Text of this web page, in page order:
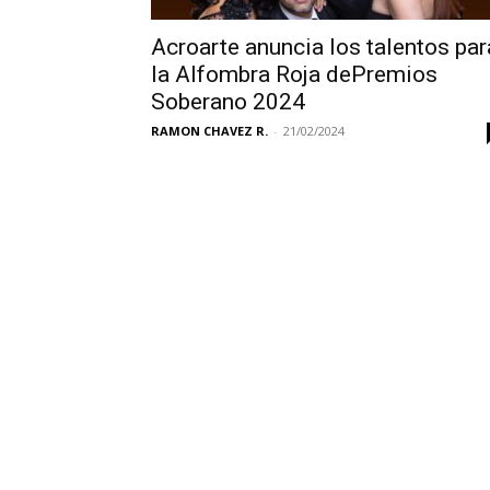
Acroarte anuncia los talentos
la Alfombra Roja dePremios
Soberano 2024
RAMON CHAVEZ R. - 21/02/2024